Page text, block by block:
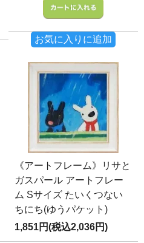
お気に入りに追加
《アートフレーム》リサと
ガスパール アートフレー
ム Sサイズ たいくつない
ちにち(ゆうパケット)
1,851円(税込2,036円)